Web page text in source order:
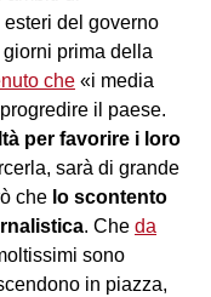
esteri del governo
prima della
che «i media
il paese.
per favorire i loro
sarà di grande
che lo scontento
. Che da
sono
in piazza,